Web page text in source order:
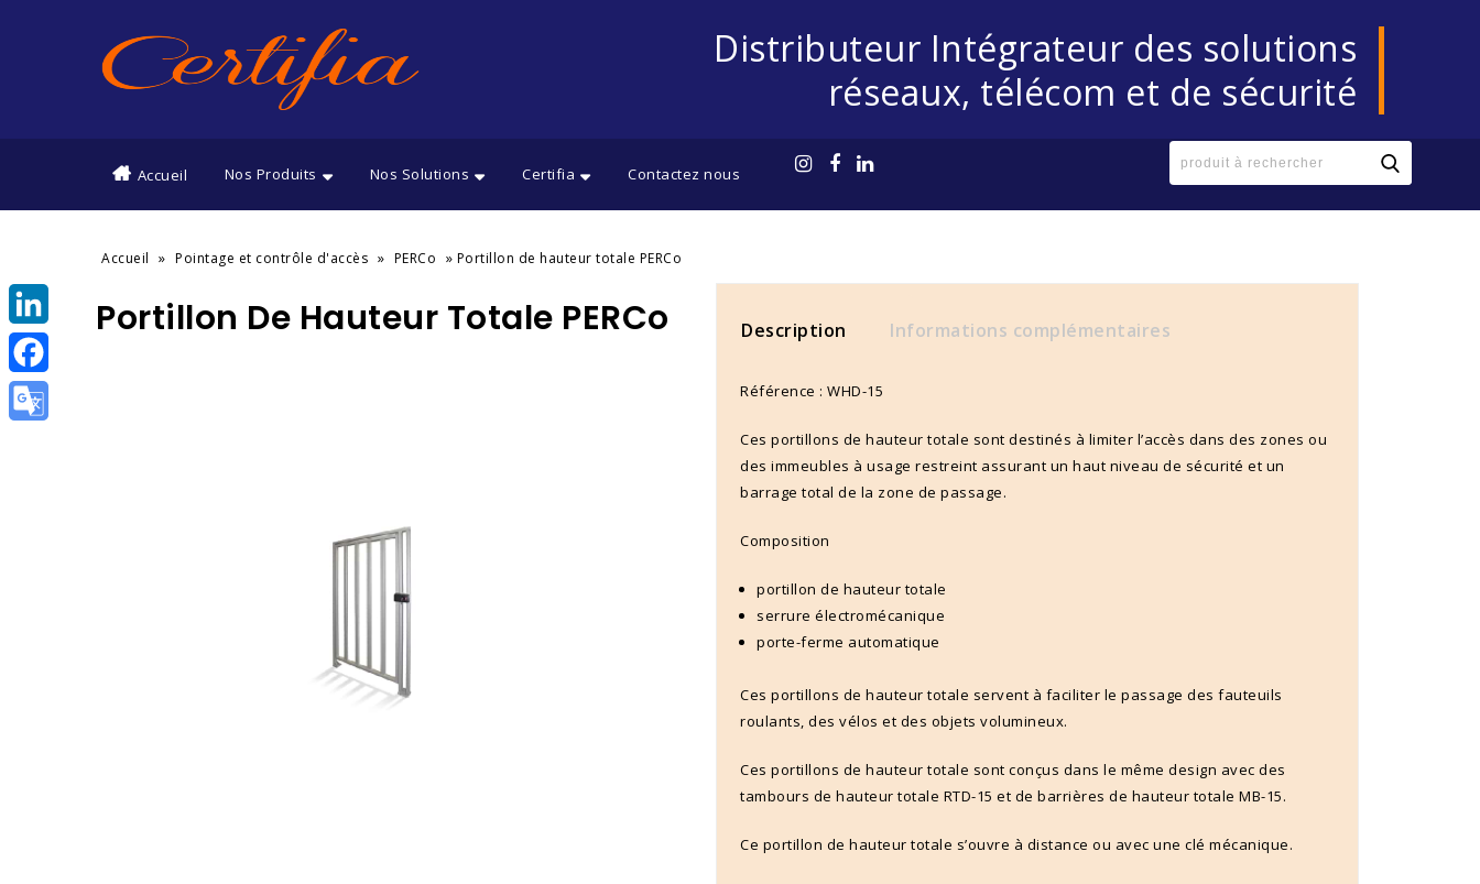
Distributeur Intégrateur des solutions
réseaux, télécom et de sécurité
Accueil Nos Produits Nos Solutions Certifia Contactez nous
Accueil » Pointage et contrôle d'accès » PERCo » Portillon de hauteur totale PERCo
Portillon De Hauteur Totale PERCo Description Informations complémentaires
Référence : WHD-15
Ces portillons de hauteur totale sont destinés à limiter l’accès dans des zones ou
des immeubles à usage restreint assurant un haut niveau de sécurité et un
barrage total de la zone de passage.
Composition
portillon de hauteur totale
serrure électromécanique
porte-ferme automatique
Ces portillons de hauteur totale servent à faciliter le passage des fauteuils
roulants, des vélos et des objets volumineux.
Ces portillons de hauteur totale sont conçus dans le même design avec des
tambours de hauteur totale RTD-15 et de barrières de hauteur totale MB-15.
Ce portillon de hauteur totale s’ouvre à distance ou avec une clé mécanique.
LinkedIn
Facebook